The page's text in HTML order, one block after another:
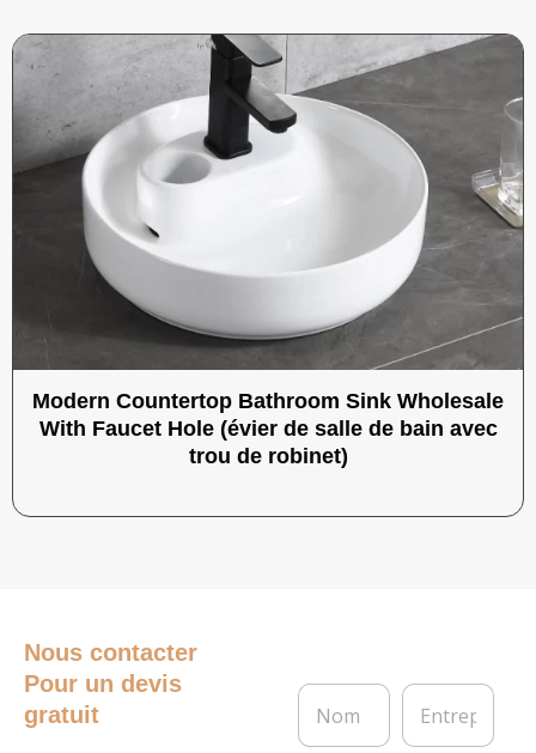
Modern Countertop Bathroom Sink Wholesale
With Faucet Hole (évier de salle de bain avec
trou de robinet)
Nous contacter
Pour un devis
gratuit
N
m
E
t